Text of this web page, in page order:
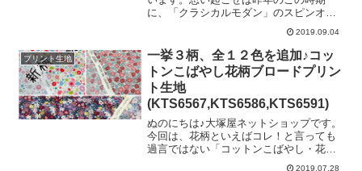
トしています。こちらは、反対サイドの
耳を撮影したものです。反対サイドには
約５センチほどの幅の小さな苺が並んで
ます♡ ／小さい苺部分は
に、「クラシカルモダン」のスピンオフ
シリーズとして、「クラシカルモダンシ
ュシュ」が登場いたしました。（そのと
きのブログがこちらです）そして、今年
も新たにスピンオフシリーズの展開がご
ざいまして、先ほど大塚屋ネットショッ
プに掲載をいたしました♡その名は、
「クラシカルモダン・ロマンティックビ
ター」です。企画元の「清原」さんのカ
タログには、以下のようなコンセプトが
書き添えられています。――甘いチョコ
レートやケーキ、だけどそれじゃ物足り
ないから少しほろ苦さを加えて、、、。
2019.09.04
プリント生地
一挙３柄、全１２色を追加♪コッ
トンこばやし花柄ブロードプリン
ト生地
(KTS6567,KTS6586,KTS6591)
ぬのにちは♪大塚屋ネットショップです。
今回は、花柄といえばコレ！と言っても
過言ではない「コットンこばやし・花柄
ブロードプリント生地」の最新作です。
2019.07.28